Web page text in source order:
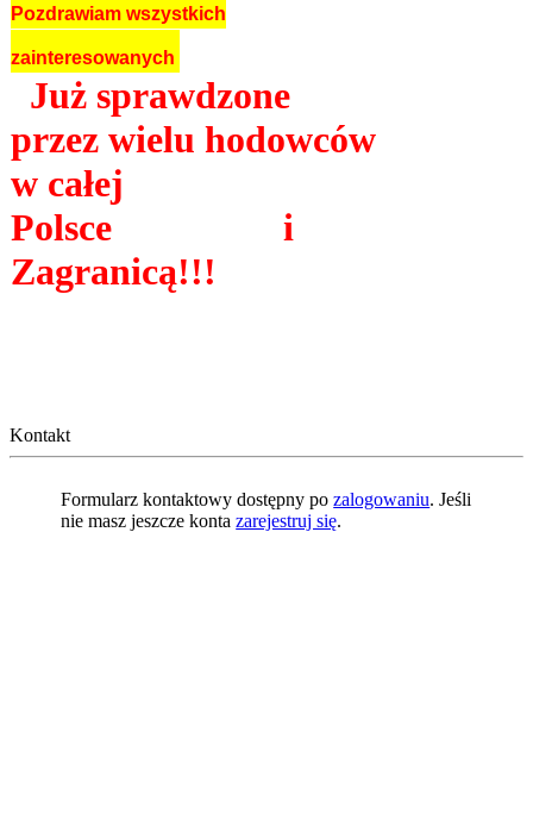
Pozdrawiam wszystkich
zainteresowanych
Już sprawdzone
przez wielu hodowców
w całej
Polsce i
Zagranicą!!!
Kontakt
Formularz kontaktowy dostępny pozalogowaniu. Jeśli
nie masz jeszcze kontazarejestruj się.